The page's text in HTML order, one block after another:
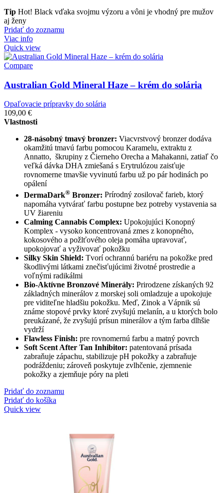
Tip Hot! Black vďaka svojmu výzoru a vôni je vhodný pre mužov
aj ženy
Pridať do zoznamu
Viac info
Quick view
Compare
Australian Gold Mineral Haze – krém do solária
Opaľovacie prípravky do solária
109,00 €
Vlastnosti
28-násobný tmavý bronzer: Viacvrstvový bronzer dodáva
okamžitú tmavú farbu pomocou Karamelu, extraktu z
Annatto, škrupiny z Čierneho Orecha a Mahakanni, zatiaľ čo
veľká dávka DHA zmiešaná s Erytrulózou zaisťuje
rovnomerne tmavšie vyvinutú farbu už po pár hodinách po
opálení
DermaDark® Bronzer: Prírodný zosilovač farieb, ktorý
napomáha vytvárať farbu postupne bez potreby vystavenia sa
UV žiareniu
Calming Cannabis Complex: Upokojujúci Konopný
Komplex - vysoko koncentrovaná zmes z konopného,
kokosového a požlťového oleja pomáha upravovať,
upokojovať a vyživovať pokožku
Silky Skin Shield: Tvorí ochrannú bariéru na pokožke pred
škodlivými látkami znečisťujúcimi životné prostredie a
voľnými radikálmi
Bio-Aktívne Bronzové Minerály: Prirodzene získaných 92
základných minerálov z morskej soli omladzuje a upokojuje
pre viditeľne hladšiu pokožku. Meď, Zinok a Vápnik sú
známe stopové prvky ktoré zvyšujú melanín, a u ktorých bolo
preukázané, že zvyšujú prísun minerálov a tým farba dlhšie
vydrží
Flawless Finish: pre rovnomernú farbu a matný povrch
Soft Scent After Tan Inhibitor: patentovaná prísada
zabraňuje zápachu, stabilizuje pH pokožky a zabraňuje
podráždeniu; zároveň poskytuje zvlhčenie, zjemnenie
pokožky a zjemňuje póry na pleti
Pridať do zoznamu
Pridať do košíka
Quick view